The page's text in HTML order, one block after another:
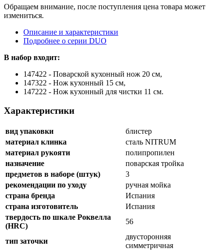
Обращаем внимание, после поступления цена товара может
измениться.
Описание и характеристики
Подробнее о серии DUO
В набор входит:
147422 - Поварской кухонный нож 20 см,
147322 - Нож кухонный 15 см,
147222 - Нож кухонный для чистки 11 см.
Характеристики
вид упаковки
блистер
материал клинка
сталь NITRUM
материал рукояти
полипропилен
назначение
поварская тройка
предметов в наборе (штук)
3
рекомендации по уходу
ручная мойка
страна бренда
Испания
страна изготовитель
Испания
твердость по шкале Роквелла
(HRC)
56
тип заточки
двусторонняя
симметричная